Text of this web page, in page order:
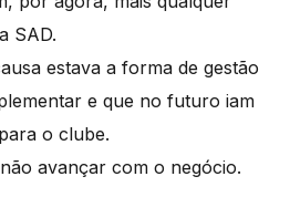
SAD.
estava a forma de gestão
e que no futuro iam
o clube.
avançar com o negócio.